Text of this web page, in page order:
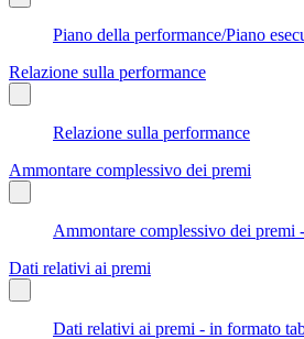
Piano della performance/Piano
Relazione sulla performance
Relazione sulla performance
Ammontare complessivo dei premi
Ammontare complessivo dei premi
Dati relativi ai premi
Dati relativi ai premi - in formato